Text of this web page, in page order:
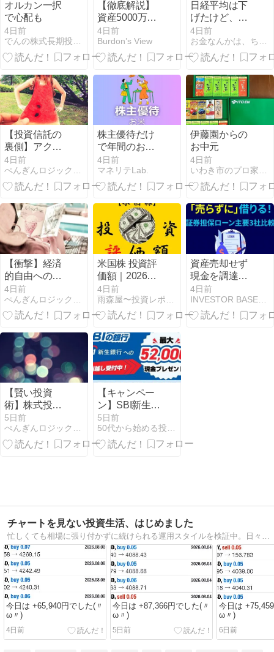
オルカン一択
で心配も
4日前
【徹底解説】
資産5000万円
（準富裕層）
に到達して判
明する「5つの
と生き残り戦
4日前
Burdon’s View
日経平均は下
げたけど、持
ち株は上げて
くれました。
4日前
【投資信託の
裏側】アクテ
ィブ運用と信
用格付けで失
敗しないため
4日前
株主優待だけ
で年間のお米
を賄うにはい
くら必要？お
すすめの4パタ
4日前
マネリテLab.
伊藤園からの
お中元
4日前
【衝撃】経済
的自由への最
短ルートは
ROEを意識し
た副業から始
4日前
米国株 投資評
価額｜2026年
第2四半期｜
4.1 ～ 6.30
4日前
資産売却せず
現金を調達！
有価証券担保
ローン3社徹底
比較と失敗し
4日前
【賢い投資
術】株式投資
で税制優遇を
活用して個別
株を最大効率
5日前
ぺんぎんロジックFP講座
【キャンペー
ン】SBI新生銀
行が最大
52,000円 現金
プレゼント！
5日前
50代から始める投資家への道
チャートを見ない投資生活、はじめました
忙しくても相場に張り付かずに続けられる運用スタイルを検証中。日々の結果や気づき、ほったらかし運用のリアルをわかりやすく発信しています。
今日は +65,940円でした(〃
ω〃)
4日前
今日は +87,366円でした(〃
ω〃)
5日前
今日は
ω〃)
6日前